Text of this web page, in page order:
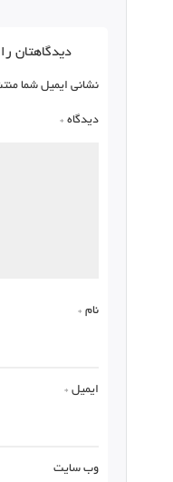
دیدگاهتان
نشانی ایمیل شما
دیدگاه *
نام *
ایمیل *
وب‌ سایت